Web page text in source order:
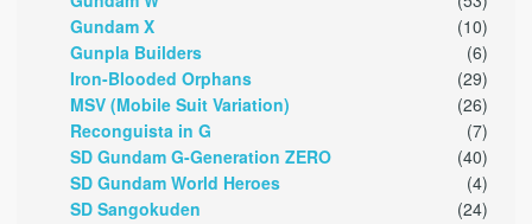
Gundam X
(10)
Gunpla Builders
(6)
Iron-Blooded Orphans
(29)
MSV (Mobile Suit Variation)
(26)
Reconguista in G
(7)
SD Gundam G-Generation ZERO
(40)
SD Gundam World Heroes
(4)
SD Sangokuden
(24)